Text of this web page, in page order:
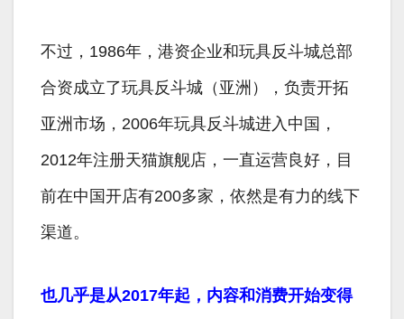
不过，1986年，港资企业和玩具反斗城总部
合资成立了玩具反斗城（亚洲），负责开拓
亚洲市场，2006年玩具反斗城进入中国，
2012年注册天猫旗舰店，一直运营良好，目
前在中国开店有200多家，依然是有力的线下
渠道。
也几乎是从2017年起，内容和消费开始变得